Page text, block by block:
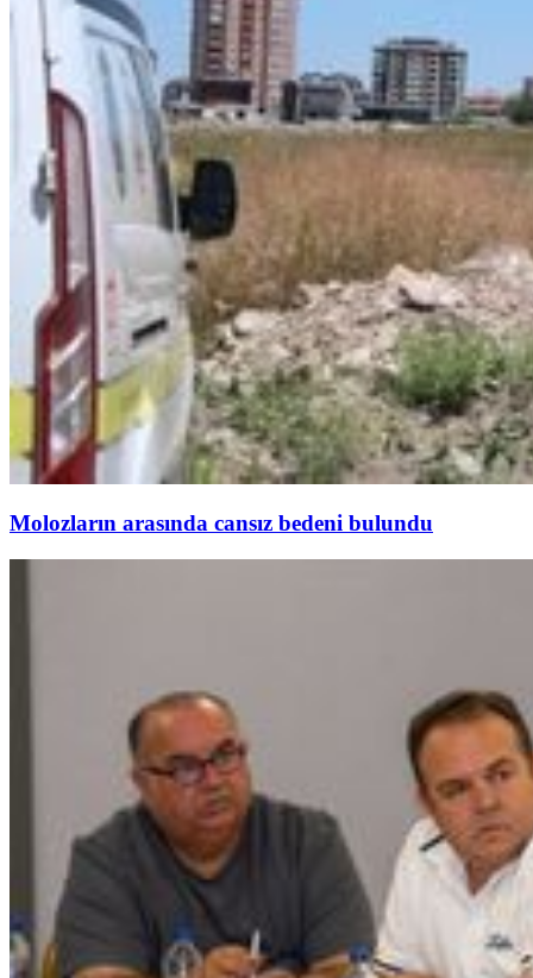
Molozların arasında cansız bedeni bulundu